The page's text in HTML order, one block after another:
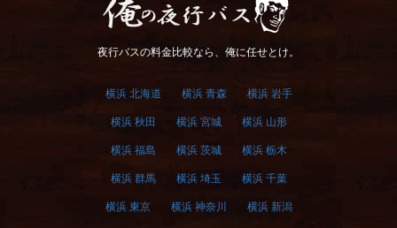
俺の夜行バス
夜行バスの料金比較なら、俺に任せとけ。
横浜 北海道 横浜 青森 横浜 岩手
横浜 秋田 横浜 宮城 横浜 山形
横浜 福島 横浜 茨城 横浜 栃木
横浜 群馬 横浜 埼玉 横浜 千葉
横浜 東京 横浜 神奈川 横浜 新潟